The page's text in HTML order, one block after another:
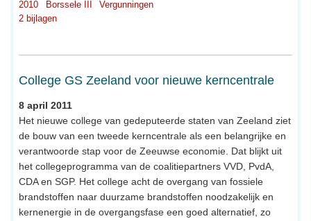
2010
Borssele III
Vergunningen
2 bijlagen
College GS Zeeland voor nieuwe kerncentrale
8 april 2011
Het nieuwe college van gedeputeerde staten van Zeeland ziet
de bouw van een tweede kerncentrale als een belangrijke en
verantwoorde stap voor de Zeeuwse economie. Dat blijkt uit
het collegeprogramma van de coalitiepartners VVD, PvdA,
CDA en SGP. Het college acht de overgang van fossiele
brandstoffen naar duurzame brandstoffen noodzakelijk en
kernenergie in de overgangsfase een goed alternatief, zo